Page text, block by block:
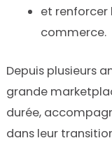
et renforcer
commerce.
Depuis plusieurs
grande
durée,
dans leur